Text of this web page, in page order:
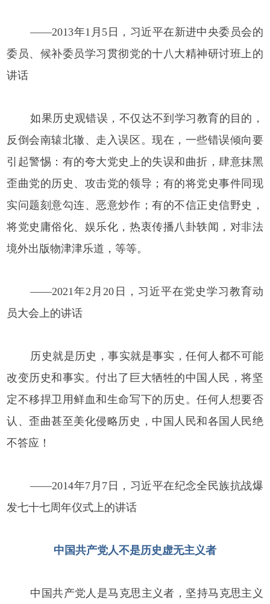
——2013年1月5日，习近平在新进中央委员会的
委员、候补委员学习贯彻党的十八大精神研讨班上的
讲话
如果历史观错误，不仅达不到学习教育的目的，
反倒会南辕北辙、走入误区。现在，一些错误倾向要
引起警惕：有的夸大党史上的失误和曲折，肆意抹黑
歪曲党的历史、攻击党的领导；有的将党史事件同现
实问题刻意勾连、恶意炒作；有的不信正史信野史，
将党史庸俗化、娱乐化，热衷传播八卦轶闻，对非法
境外出版物津津乐道，等等。
——2021年2月20日，习近平在党史学习教育动
员大会上的讲话
历史就是历史，事实就是事实，任何人都不可能
改变历史和事实。付出了巨大牺牲的中国人民，将坚
定不移捍卫用鲜血和生命写下的历史。任何人想要否
认、歪曲甚至美化侵略历史，中国人民和各国人民绝
不答应！
——2014年7月7日，习近平在纪念全民族抗战爆
发七十七周年仪式上的讲话
中国共产党人不是历史虚无主义者
中国共产党人是马克思主义者，坚持马克思主义